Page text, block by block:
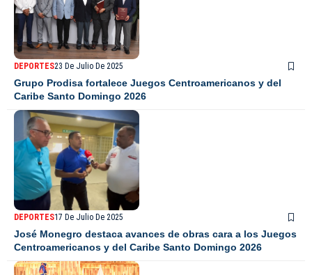
DEPORTES23 De Julio De 2025
Grupo Prodisa fortalece Juegos Centroamericanos y del
Caribe Santo Domingo 2026
DEPORTES17 De Julio De 2025
José Monegro destaca avances de obras cara a los Juegos
Centroamericanos y del Caribe Santo Domingo 2026